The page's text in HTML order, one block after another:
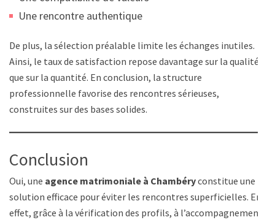
Une rencontre authentique
De plus, la sélection préalable limite les échanges inutiles.
Ainsi, le taux de satisfaction repose davantage sur la qualité
que sur la quantité. En conclusion, la structure
professionnelle favorise des rencontres sérieuses,
construites sur des bases solides.
Conclusion
Oui, une agence matrimoniale à Chambéryconstitue une
solution efficace pour éviter les rencontres superficielles. En
effet, grâce à la vérification des profils, à l’accompagnement